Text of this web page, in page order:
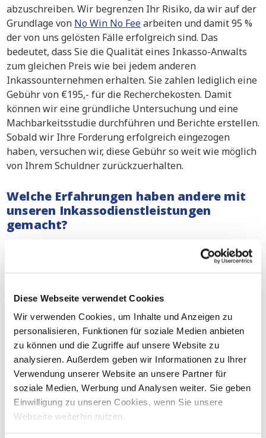
Diese Webseite verwendet Cookies
Wir verwenden Cookies, um Inhalte und Anzeigen zu
personalisieren, Funktionen für soziale Medien anbieten
zu können und die Zugriffe auf unsere Website zu
analysieren. Außerdem geben wir Informationen zu Ihrer
Verwendung unserer Website an unsere Partner für
soziale Medien, Werbung und Analysen weiter. Sie geben
Einwilligung zu unseren Cookies, wenn Sie unsere
Webseite weiterhin nutzen.
abzuschreiben. Wir begrenzen Ihr Risiko, da wir auf der
Grundlage von No Win No Feearbeiten und damit 95 %
der von uns gelösten Fälle erfolgreich sind. Das
bedeutet, dass Sie die Qualität eines Inkasso-Anwalts
zum gleichen Preis wie bei jedem anderen
Inkassounternehmen erhalten. Sie zahlen lediglich eine
Gebühr von €195,- für die Recherchekosten. Damit
können wir eine gründliche Untersuchung und eine
Machbarkeitsstudie durchführen und Berichte erstellen.
Sobald wir Ihre Forderung erfolgreich eingezogen
haben, versuchen wir, diese Gebühr so weit wie möglich
von Ihrem Schuldner zurückzuerhalten.
Welche Erfahrungen haben andere mit
unseren Inkassodienstleistungen
gemacht?
befassen sich mit ernsten
Fällen. Ganz gleich, ob Sie ein Kleinunternehmer oder
Unternehmen sollte mit leeren Händen dastehen, wenn
es hart gearbeitet hat.Lesen Sie hier, was wir in der
Vergangenheit für andere Unternehmen getan haben.
Unterstützung bei gerichtlichen
Inkassoverfahren in Baden-Baden
Sowohl bei außergerichtlichen als auch bei
gerichtlichen Inkassoverfahren im gesamten
Deutschlandkönnen Sie sich jederzeit auf unsere